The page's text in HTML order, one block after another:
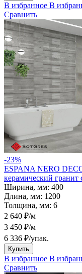
В избранное В
Сравнить
-23%
ESPANA NERO
керамический гранит
Ширина, мм: 400
Длина, мм: 1200
Толщина, мм: 6
2 640 ₽/м
3 450 ₽/м
6 336 ₽/упак.
Купить
В избранное В
Сравнить